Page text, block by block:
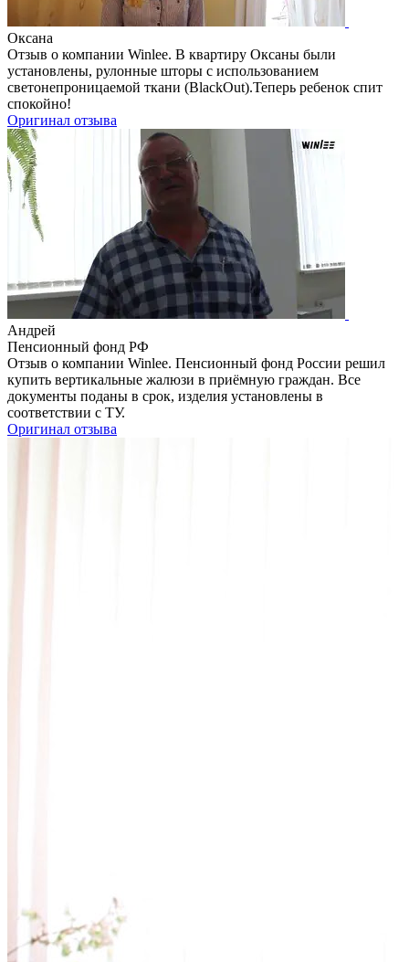
Оксана
Отзыв о компании Winlee. В квартиру Оксаны были
установлены, рулонные шторы с использованием
светонепроницаемой ткани (BlackOut).Теперь ребенок спит
спокойно!
Оригинал отзыва
Андрей
Пенсионный фонд РФ
Отзыв о компании Winlee. Пенсионный фонд России решил
купить вертикальные жалюзи в приёмную граждан. Все
документы поданы в срок, изделия установлены в
соответствии с ТУ.
Оригинал отзыва